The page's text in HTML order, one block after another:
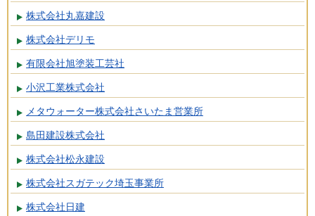
株式会社丸嘉建設
株式会社デリモ
有限会社旭塗装工芸社
小沢工業株式会社
メタウォーター株式会社さいたま営業所
島田建設株式会社
株式会社松永建設
株式会社スガテック埼玉事業所
株式会社日建